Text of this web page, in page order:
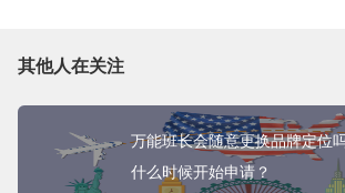
其他人在关注
万能班长会随意更换品牌定位
什么时候开始申请？